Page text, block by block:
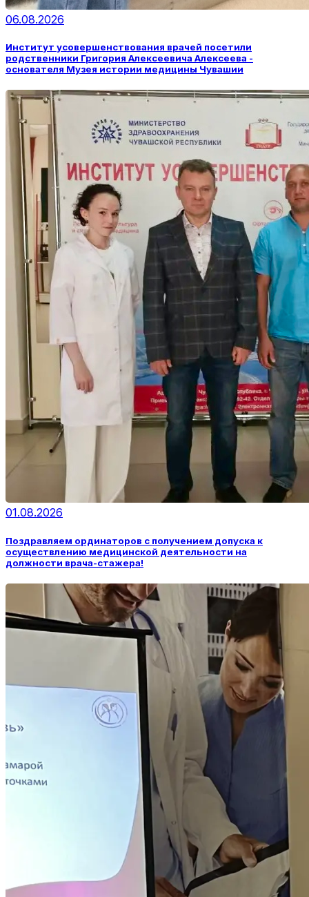
06.08.2026
Институт усовершенствования врачей посетили
родственники Григория Алексеевича Алексеева -
основателя Музея истории медицины Чувашии
01.08.2026
Поздравляем ординаторов с получением допуска к
осуществлению медицинской деятельности на
должности врача-стажера!